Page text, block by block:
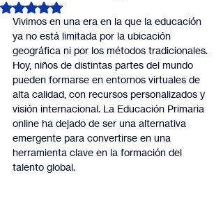
Obtuvo NaN de 5 estrellas.
Vivimos en una era en la que la educación
ya no está limitada por la ubicación
geográfica ni por los métodos tradicionales.
Hoy, niños de distintas partes del mundo
pueden formarse en entornos virtuales de
alta calidad, con recursos personalizados y
visión internacional. La Educación Primaria
online ha dejado de ser una alternativa
emergente para convertirse en una
herramienta clave en la formación del
talento global.